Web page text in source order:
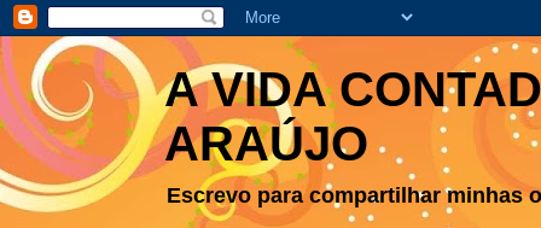
A VIDA
ARAÚJO
Escrevo para compartilhar minhas